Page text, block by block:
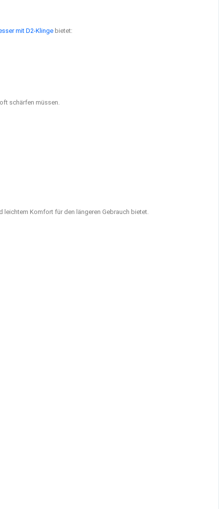
mit D2-Klinge bietet:
schärfen müssen.
Komfort für den längeren Gebrauch bietet.